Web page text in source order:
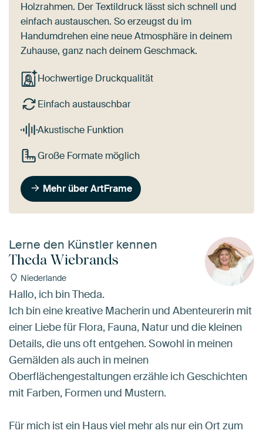
Holzrahmen. Der Textildruck lässt sich schnell und
einfach austauschen. So erzeugst du im
Handumdrehen eine neue Atmosphäre in deinem
Zuhause, ganz nach deinem Geschmack.
Hochwertige Druckqualität
Einfach austauschbar
Akustische Funktion
Große Formate möglich
Mehr über ArtFrame
Lerne den Künstler kennen
Theda Wiebrands
Niederlande
Hallo, ich bin Theda.
Ich bin eine kreative Macherin und Abenteurerin mit
einer Liebe für Flora, Fauna, Natur und die kleinen
Details, die uns oft entgehen. Sowohl in meinen
Gemälden als auch in meinen
Oberflächengestaltungen erzähle ich Geschichten
mit Farben, Formen und Mustern.
Für mich ist ein Haus viel mehr als nur ein Ort zum